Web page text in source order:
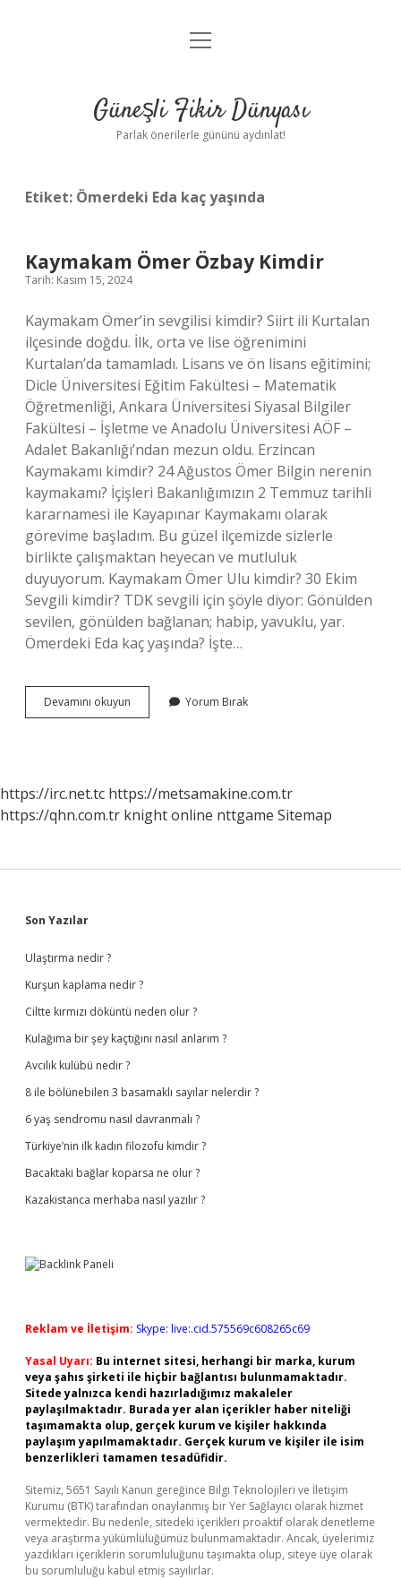
Anasayfa
Yasal Uyarı
menüyü
Güneşli Fikir Dünyası
Parlak önerilerle gününü aydınlat!
Etiket: Ömerdeki Eda kaç yaşında
Kaymakam Ömer Özbay Kimdir
Tarih: Kasım 15, 2024
Kaymakam Ömer’in sevgilisi kimdir? Siirt ili Kurtalan
ilçesinde doğdu. İlk, orta ve lise öğrenimini
Kurtalan’da tamamladı. Lisans ve ön lisans eğitimini;
Dicle Üniversitesi Eğitim Fakültesi – Matematik
Öğretmenliği, Ankara Üniversitesi Siyasal Bilgiler
Fakültesi – İşletme ve Anadolu Üniversitesi AÖF –
Adalet Bakanlığı’ndan mezun oldu. Erzincan
Kaymakamı kimdir? 24 Ağustos Ömer Bilgin nerenin
kaymakamı? İçişleri Bakanlığımızın 2 Temmuz tarihli
kararnamesi ile Kayapınar Kaymakamı olarak
görevime başladım. Bu güzel ilçemizde sizlerle
birlikte çalışmaktan heyecan ve mutluluk
duyuyorum. Kaymakam Ömer Ulu kimdir? 30 Ekim
Sevgili kimdir? TDK sevgili için şöyle diyor: Gönülden
sevilen, gönülden bağlanan; habip, yavuklu, yar.
Ömerdeki Eda kaç yaşında? İşte…
Devamını okuyun Kaymakam
Ömer
Yorum Bırak
https://irc.net.tc https://metsamakine.com.tr
https://qhn.com.tr knight online nttgame Sitemap
Sidebar
Son Yazılar
Ulaştırma nedir ?
Kurşun kaplama nedir ?
Ciltte kırmızı döküntü neden olur ?
Kulağıma bir şey kaçtığını nasıl anlarım ?
Avcılık kulübü nedir ?
8 ile bölünebilen 3 basamaklı sayılar nelerdir ?
6 yaş sendromu nasıl davranmalı ?
Türkiye’nin ilk kadın filozofu kimdir ?
Bacaktaki bağlar koparsa ne olur ?
Kazakistanca merhaba nasıl yazılır ?
Reklam ve İletişim: Skype: live:.cid.575569c608265c69
Yasal Uyarı: Bu internet sitesi, herhangi bir marka, kurum
veya şahıs şirketi ile hiçbir bağlantısı bulunmamaktadır.
Sitede yalnızca kendi hazırladığımız makaleler
paylaşılmaktadır. Burada yer alan içerikler haber niteliği
taşımamakta olup, gerçek kurum ve kişiler hakkında
paylaşım yapılmamaktadır. Gerçek kurum ve kişiler ile isim
benzerlikleri tamamen tesadüfidir.
Sitemiz, 5651 Sayılı Kanun gereğince Bilgi Teknolojileri ve İletişim
Kurumu (BTK) tarafından onaylanmış bir Yer Sağlayıcı olarak hizmet
vermektedir. Bu nedenle, sitedeki içerikleri proaktif olarak denetleme
veya araştırma yükümlülüğümüz bulunmamaktadır. Ancak, üyelerimiz
yazdıkları içeriklerin sorumluluğunu taşımakta olup, siteye üye olarak
bu sorumluluğu kabul etmiş sayılırlar.